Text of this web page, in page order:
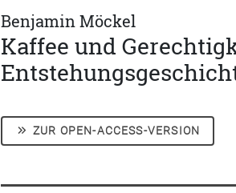
Benjamin Möckel
Kaffee und
ZUR OPEN-ACCESS-VERSION